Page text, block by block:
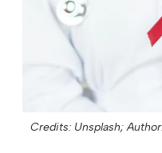
Credits: Unsplash;